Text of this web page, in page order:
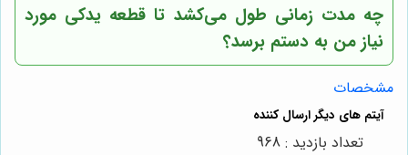
چه مدت زمانی طول می‌کشد تا قطعه یدکی مورد
نیاز من به دستم برسد؟
مشخصات
تعداد بازدید : 968